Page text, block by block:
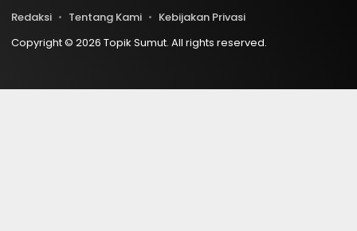
Redaksi Tentang Kami
Kebijakan Privasi
Copyright © 2026 Topik Sumut. All rights reserved.